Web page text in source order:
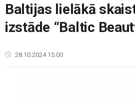
Baltijas lielākā
izstāde “Baltic
28.10.2024 15:00